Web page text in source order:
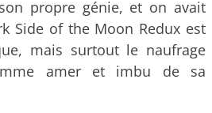
propre génie, et on avait
Side of the Moon Redux est
mais surtout le naufrage
amer et imbu de sa